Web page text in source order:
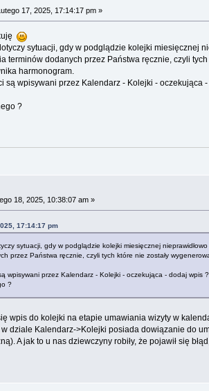
17, 2025, 17:14:17 pm »
sytuacji, gdy w podglądzie kolejki miesięcznej
terminów dodanych przez Państwa ręcznie, czyli
harmonogram.
są wpisywani przez Kalendarz - Kolejki - oczekująca
?
18, 2025, 10:38:07 am »
17:14:17 pm
sytuacji, gdy w podglądzie kolejki miesięcznej
przez Państwa ręcznie, czyli tych które nie zostały
wpisywani przez Kalendarz - Kolejki - oczekująca - dodaj wpis
?
wpis do kolejki na etapie umawiania wizyty w
dziale Kalendarz->Kolejki posiada dowiązanie do
A jak to u nas dziewczyny robiły, że pojawił się